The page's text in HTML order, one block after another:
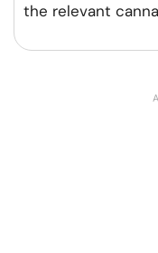
the relevant